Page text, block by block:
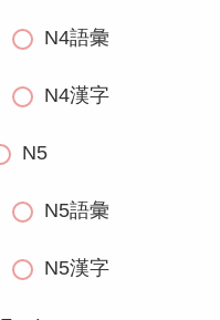
N4語彙
N4漢字
N5
N5語彙
N5漢字